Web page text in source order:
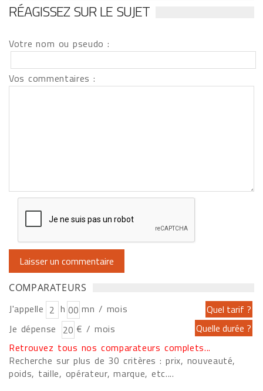
RÉAGISSEZ SUR LE SUJET
Votre nom ou pseudo :
Vos commentaires :
COMPARATEURS
J'appelle h
mn / mois
Je dépense
€ / mois
Retrouvez tous nos comparateurs complets...
Recherche sur plus de 30 critères : prix, nouveauté,
poids, taille, opérateur, marque, etc....